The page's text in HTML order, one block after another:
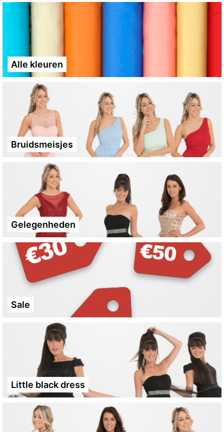
Alle kleuren
Bruidsmeisjes
Gelegenheden
Sale
Little black dress